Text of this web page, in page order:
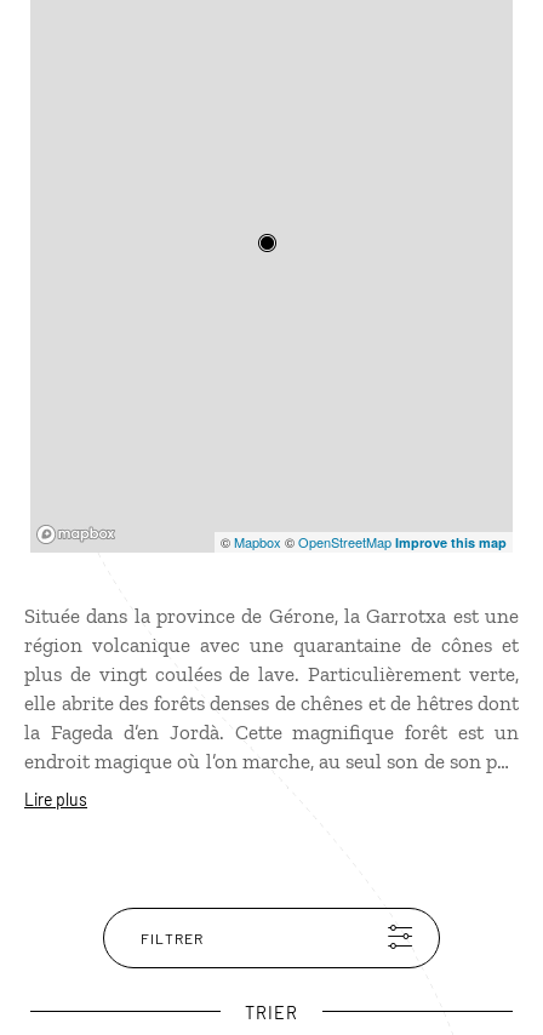
©Mapbox ©OpenStreetMap Improve this map
Située dans la province de Gérone, la Garrotxa est une
région volcanique avec une quarantaine de cônes et
plus de vingt coulées de lave. Particulièrement verte,
elle abrite des forêts denses de chênes et de hêtres dont
la Fageda d’en Jordà. Cette magnifique forêt est un
endroit magique où l’on marche, au seul son de son pas,
guidé par les rayons du soleil qui filtrent à travers les
Lire plus
FILTRER
TRIER